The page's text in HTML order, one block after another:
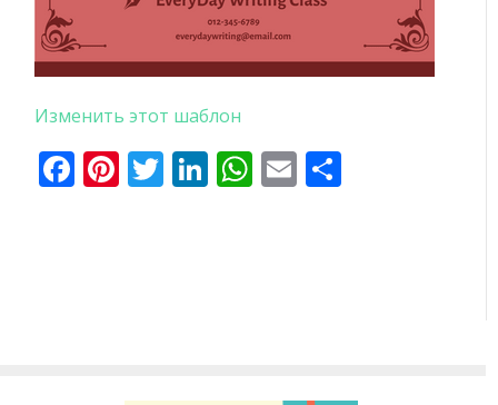
Изменить этот шаблон
Facebook
Pinterest
Twitter
LinkedIn
WhatsApp
Email